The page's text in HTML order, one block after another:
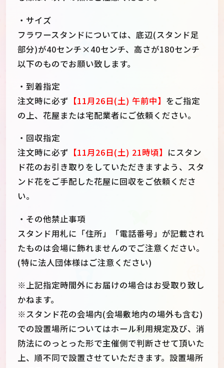
・サイズ
フラワースタンドについては、底辺(スタンド足
部分)が40センチ×40センチ、高さが180センチ
以下のものでお願い致します。
・到着指定
注文時に必ず 【11月26日(土) 午前中】 をご指定
の上、花屋または宅配業者にご依頼ください。
・回収指定
注文時に必ず 【11月26日(土) 21時頃】 にスタン
ド花のお引き取りをしていただきますよう、スタ
ンド花をご手配した花屋に回収をご依頼くださ
い。
・その他禁止事項
スタンド用札に「住所」「電話番号」が記載され
たものは会場に飾れませんのでご注意ください。
(特に法人団体様はご注意ください)
※上記指定時間外にお届けの場合はお受取り致し
かねます。
※スタンド花の会場内(会場敷地内の場外も含む)
での設置場所についてはホール利用規定及び、消
防法にのっとった形で主催側で判断させて頂いた
上、順不同で設置させていただきます。設置場所